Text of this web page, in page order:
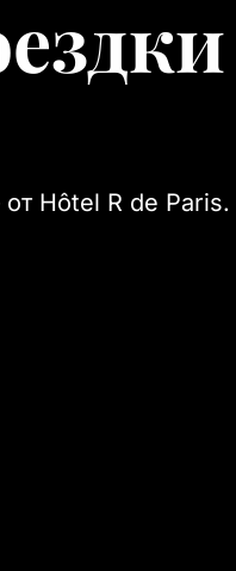
Hôtel R de Paris.